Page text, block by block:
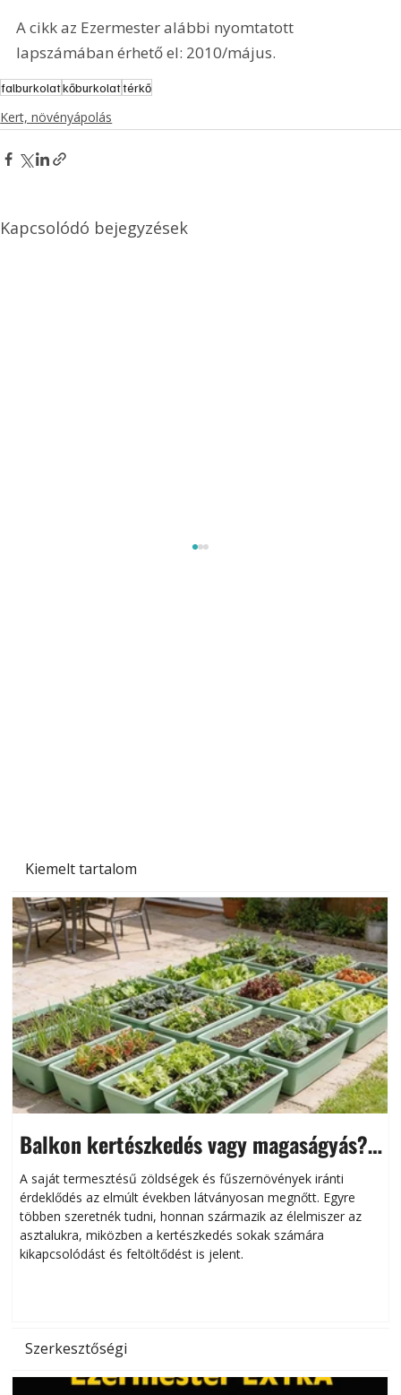
Kiemelt tartalom
Balkon kertészkedés vagy magaságyás?
Helytakarékos kertészkedés
A saját termesztésű zöldségek és fűszernövények iránti
érdeklődés az elmúlt években látványosan megnőtt. Egyre
többen szeretnék tudni, honnan származik az élelmiszer az
asztalukra, miközben a kertészkedés sokak számára
kikapcsolódást és feltöltődést is jelent.
Szerkesztőségi
A cikk az Ezermester alábbi nyomtatott
lapszámában érhető el: 2010/május.
falburkolatkőburkolattérkő
Kert, növényápolás
Kapcsolódó bejegyzések